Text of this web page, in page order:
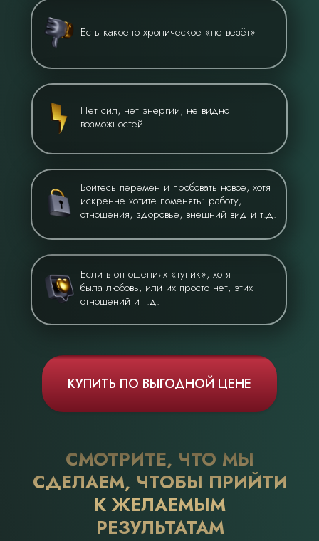
СМОТРИТЕ, ЧТО МЫ
СДЕЛАЕМ, ЧТОБЫ ПРИЙТИ
К ЖЕЛАЕМЫМ
РЕЗУЛЬТАТАМ
Есть какое-то хроническое «не везёт»
Нет сил, нет энергии, не видно
возможностей
Боитесь перемен и пробовать новое, хотя
искренне хотите поменять: работу,
отношения, здоровье, внешний вид и т.д.
Если в отношениях «тупик», хотя
была любовь, или их просто нет, этих
отношений и т.д.
КУПИТЬ ПО ВЫГОДНОЙ ЦЕНЕ